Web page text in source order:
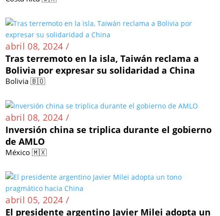
abril 08, 2024 /
Tras terremoto en la isla, Taiwán reclama a
Bolivia por expresar su solidaridad a China
Bolivia 🇧🇴
abril 08, 2024 /
Inversión china se triplica durante el gobierno
de AMLO
México 🇲🇽
abril 05, 2024 /
El presidente argentino Javier Milei adopta un